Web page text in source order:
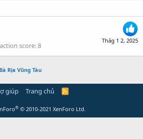
Thág 1 2, 2025
score 8
Rịa Vũng Tàu
giúp Trang chủ
R
® © 2010-2021 XenForo Ltd.